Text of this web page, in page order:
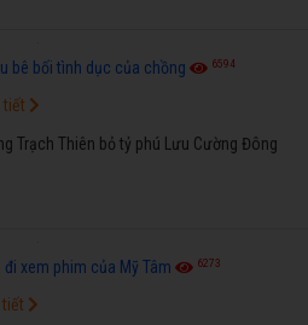
bê bối tình dục của chồng 6594
Trạch Thiên bỏ tỷ phú Lưu Cường Đông
tiết
xem phim của Mỹ Tâm 6273